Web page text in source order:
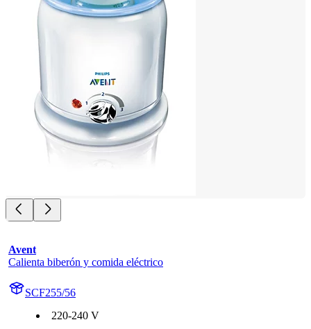
Avent
Calienta biberón y comida eléctrico
SCF255/56
220-240 V